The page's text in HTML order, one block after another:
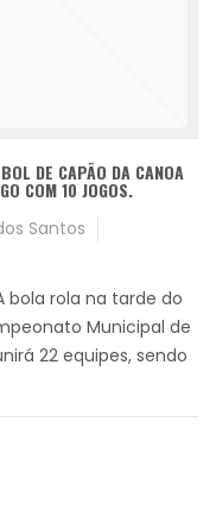
DE CAPÃO DA CANOA
COM 10 JOGOS.
Santos
bola rola na tarde do
Municipal de
22 equipes, sendo